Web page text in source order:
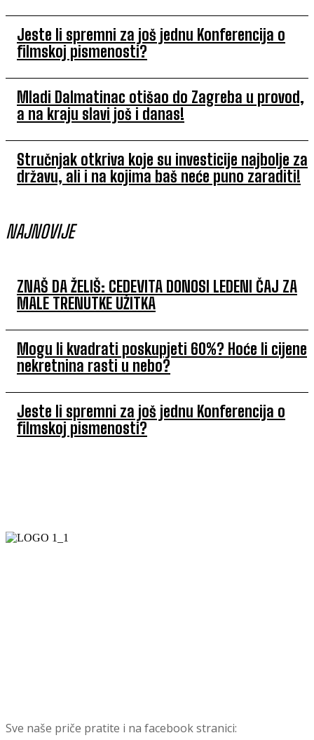
Jeste li spremni za još jednu Konferencija o
filmskoj pismenosti?
Mladi Dalmatinac otišao do Zagreba u provod,
a na kraju slavi još i danas!
Stručnjak otkriva koje su investicije najbolje za
državu, ali i na kojima baš neće puno zaraditi!
NAJNOVIJE
ZNAŠ DA ŽELIŠ: CEDEVITA DONOSI LEDENI ČAJ ZA
MALE TRENUTKE UŽITKA
Mogu li kvadrati poskupjeti 60%? Hoće li cijene
nekretnina rasti u nebo?
Jeste li spremni za još jednu Konferencija o
filmskoj pismenosti?
Sve naše priče pratite i na facebook stranici: